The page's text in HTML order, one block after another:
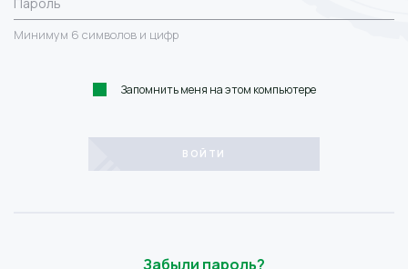
Минимум 6 символов и цифр
Запомнить меня на этом компьютере
Забыли пароль?